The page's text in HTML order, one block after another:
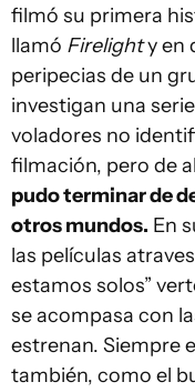
filmó su primera
llamó Firelighty en
peripecias de un
investigan una
voladores no
filmación, pero de
pudo terminar de
otros mundos. En
las películas
estamos solos”
se acompasa con
estrenan. Siempre
también, como el